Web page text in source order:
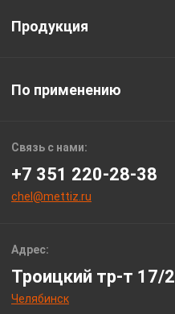
Связь с нами:
+7 351 220-28-38
chel@mettiz.ru
Адрес:
Троицкий тр-т 17/2
Челябинск
Продукция
По применению